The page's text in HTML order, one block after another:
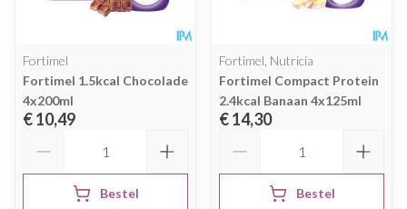
Fortimel
Fortimel 1.5kcal Chocolade
4x200ml
€ 10,49
Bestel
Fortimel, Nutricia
Fortimel Compact Protein
2.4kcal Banaan 4x125ml
€ 14,30
Bestel